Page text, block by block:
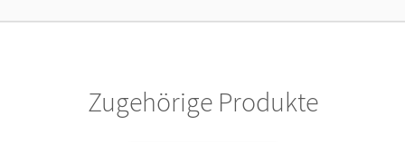
Cornelsen Verlag
Zugehörige Produkte